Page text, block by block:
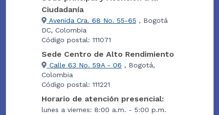
Ciudadanía
Avenida Cra. 68 No. 55-65 , Bogotá
DC, Colombia
Código postal: 111071
Sede Centro de Alto Rendimiento
Calle 63 No. 59A - 06 , Bogotá,
Colombia
Código postal: 111221
Horario de atención presencial:
lunes a viernes: 8:00 a.m. - 5:00 p.m.